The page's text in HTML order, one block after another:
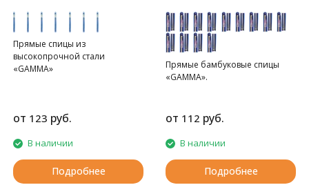
Прямые спицы из
высокопрочной стали
«GAMMA»
от 123 руб.
В наличии
Подробнее
Прямые бамбуковые спицы
«GAMMA».
от 112 руб.
В наличии
Подробнее